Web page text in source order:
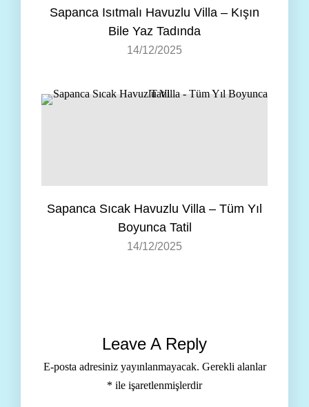
Sapanca Isıtmalı Havuzlu Villa – Kışın
Bile Yaz Tadında
14/12/2025
Sapanca Sıcak Havuzlu Villa – Tüm Yıl
Boyunca Tatil
14/12/2025
Leave A Reply
E-posta adresiniz yayınlanmayacak. Gerekli alanlar
* ile işaretlenmişlerdir